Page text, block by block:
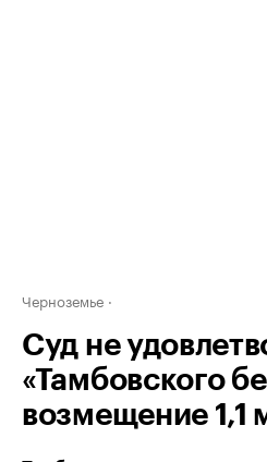
Черноземье
Суд не
«Тамбовского
возмещение 1,1